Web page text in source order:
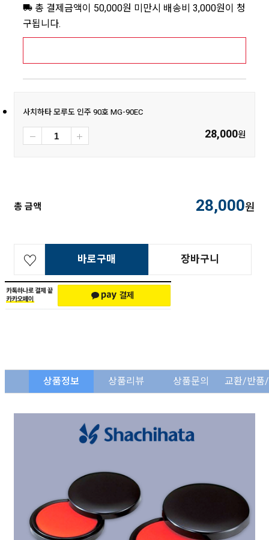
총 결제금액이 50,000원 미만시 배송비 3,000원이 청
구됩니다.
사치하타 모루도 인주 90호 MG-90EC
28,000원
총 금액 28,000원
바로구매 장바구니
상품정보 상품리뷰 상품문의 교환/반품